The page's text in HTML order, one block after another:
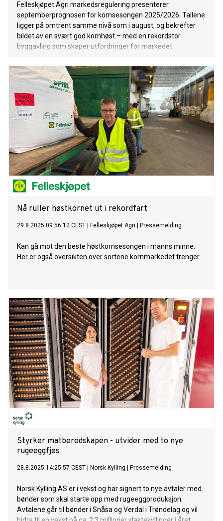
Felleskjøpet Agri markedsregulering presenterer
septemberprognosen for kornsesongen 2025/2026. Tallene
ligger på omtrent samme nivå som i august, og bekrefter
bildet av en svært god kornhøst – med en rekordstor
byggavling som skaper utfordringer for markedet.
Nå ruller høstkornet ut i rekordfart
29.8.2025 09:56:12 CEST Felleskjøpet Agri Pressemelding
Kan gå mot den beste høstkornsesongen i manns minne.
Her er også oversikten over sortene kornmarkedet trenger.
Styrker matberedskapen - utvider med to nye
rugeeggfjøs
28.8.2025 14:25:57 CEST Norsk Kylling Pressemelding
Norsk Kylling AS er i vekst og har signert to nye avtaler med
bønder som skal starte opp med rugeeggproduksjon.
Avtalene går til bønder i Snåsa og Verdal i Trøndelag og vil